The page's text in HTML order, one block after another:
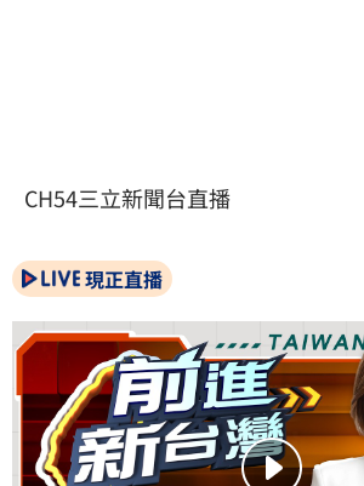
CH54三立新聞台直播
現正直播